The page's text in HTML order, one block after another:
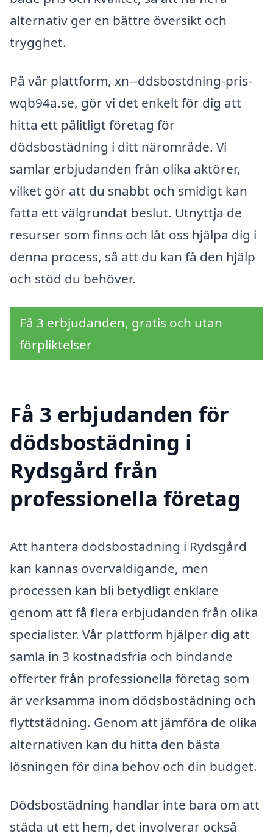
alternativ ger en bättre översikt och
trygghet.
På vår plattform, xn--ddsbostdning-pris-
wqb94a.se, gör vi det enkelt för dig att
hitta ett pålitligt företag för
dödsbostädning i ditt närområde. Vi
samlar erbjudanden från olika aktörer,
vilket gör att du snabbt och smidigt kan
fatta ett välgrundat beslut. Utnyttja de
resurser som finns och låt oss hjälpa dig i
denna process, så att du kan få den hjälp
och stöd du behöver.
Få 3 erbjudanden, gratis och utan
förpliktelser
Få 3 erbjudanden för
dödsbostädning i
Rydsgård från
professionella företag
Att hantera dödsbostädning i Rydsgård
kan kännas överväldigande, men
processen kan bli betydligt enklare
genom att få flera erbjudanden från olika
specialister. Vår plattform hjälper dig att
samla in 3 kostnadsfria och bindande
offerter från professionella företag som
är verksamma inom dödsbostädning och
flyttstädning. Genom att jämföra de olika
alternativen kan du hitta den bästa
lösningen för dina behov och din budget.
Dödsbostädning handlar inte bara om att
städa ut ett hem, det involverar också